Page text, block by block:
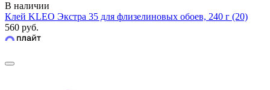
В наличии
Клей KLEO Экстра 35 для флизелиновых обоев, 240 г (20)
560 руб.